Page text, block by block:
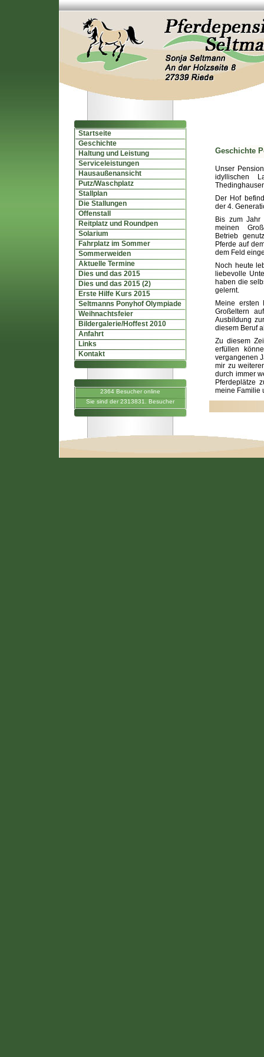
Startseite
Geschichte
Haltung und Leistung
Serviceleistungen
Hausaußenansicht
Putz/Waschplatz
Stallplan
Die Stallungen
Offenstall
Reitplatz und Roundpen
Solarium
Fahrplatz im Sommer
Sommerweiden
Aktuelle Termine
Dies und das 2015
Dies und das 2015 (2)
Erste Hilfe Kurs 2015
Seltmanns Ponyhof Olympiade
Weihnachtsfeier
Bildergalerie/Hoffest 2010
Anfahrt
Links
Kontakt
2364 Besucher online
Sie sind der 2313831. Besucher
Geschichte
Unser
idyllischen
Der Hof
der 4.
Bis zum
meinen
Betrieb
Pferde auf
dem Feld
Noch heute
liebevolle
haben die
gelernt.
Meine
Großeltern
Ausbildung
diesem Beruf
Zu diesem
erfüllen
vergangenen
mir zu
durch immer
Pferdeplätze
meine Familie